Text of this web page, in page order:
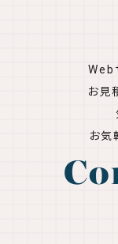
Web
お見
お気